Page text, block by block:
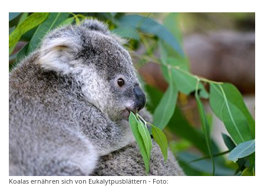
Koalas ernähren sich von Eukalytpusblättern - Foto: